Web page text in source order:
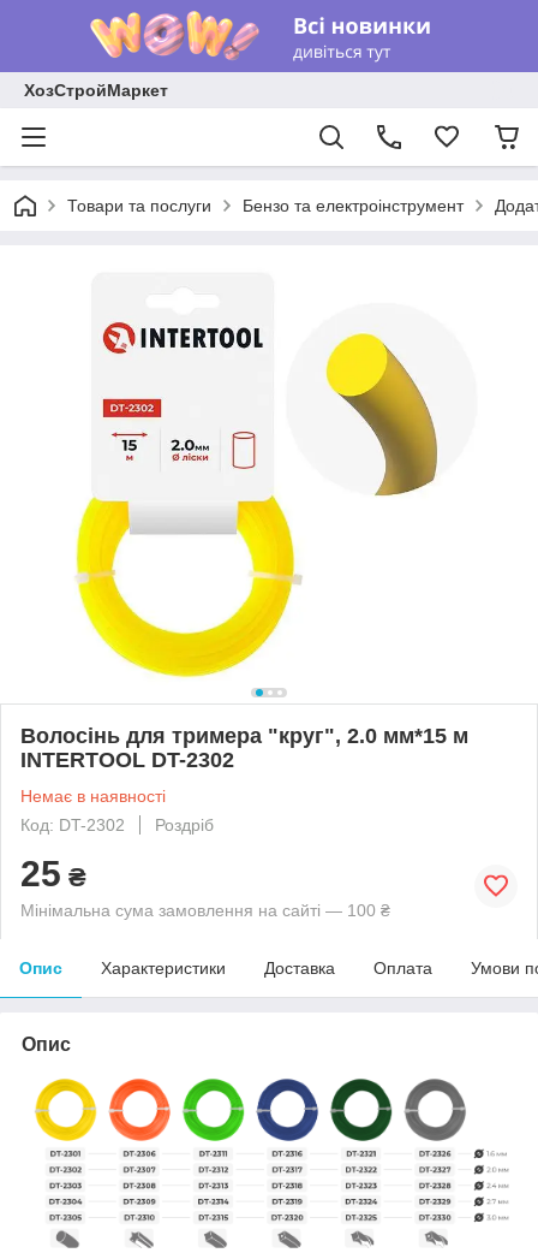
ХозСтройМаркет
Товари та послуги Бензо та електроінструмент
Волосінь для тримера "круг", 2.0 мм*15 м
INTERTOOL DT-2302
Немає в наявності
Код: DT-2302
Роздріб
25 ₴
Мінімальна сума замовлення на сайті — 100 ₴
Опис Характеристики Доставка Оплата Умови
Опис